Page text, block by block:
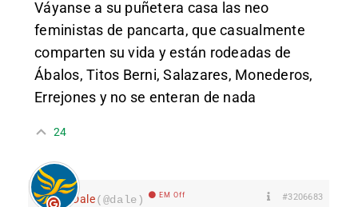
Váyanse a su puñetera casa las neo
feministas de pancarta, que casualmente
comparten su vida y están rodeadas de
Ábalos, Titos Berni, Salazares, Monederos,
Errejones y no se enteran de nada
24
Dale(@dale) EM Off #3206683